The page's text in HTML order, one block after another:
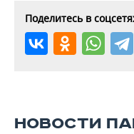
Поделитесь в
НОВОСТИ